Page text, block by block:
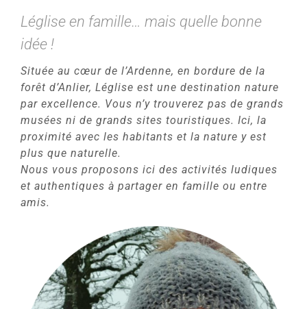
Léglise en famille… mais quelle bonne
idée !
Située au cœur de l’Ardenne, en bordure de la
forêt d’Anlier, Léglise est une destination nature
par excellence. Vous n’y trouverez pas de grands
musées ni de grands sites touristiques. Ici, la
proximité avec les habitants et la nature y est
plus que naturelle.
Nous vous proposons ici des activités ludiques
et authentiques à partager en famille ou entre
amis.